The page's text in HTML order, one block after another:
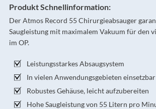
Produkt Schnellinformation:
Der Atmos Record 55 Chirurgieabsauger
Saugleistung mit maximalem Vakuum für den
im OP.
Leistungsstarkes Absaugsystem
In vielen Anwendungsgebieten einsetzbar
Robustes Gehäuse, leicht aufzubereiten
Hohe Saugleistung von 55 Litern pro